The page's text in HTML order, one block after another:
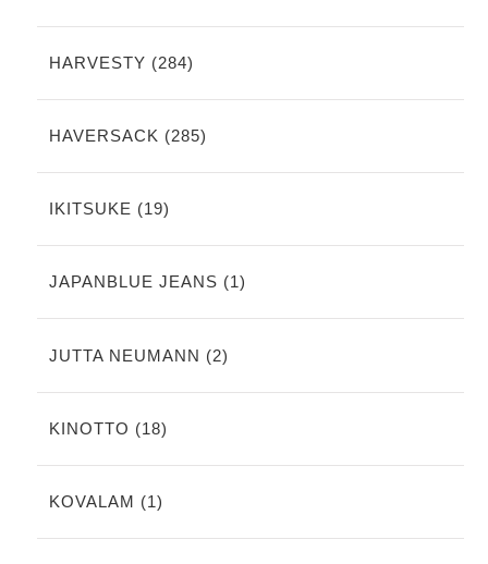
HARVESTY (284)
HAVERSACK (285)
IKITSUKE (19)
JAPANBLUE JEANS (1)
JUTTA NEUMANN (2)
KINOTTO (18)
KOVALAM (1)